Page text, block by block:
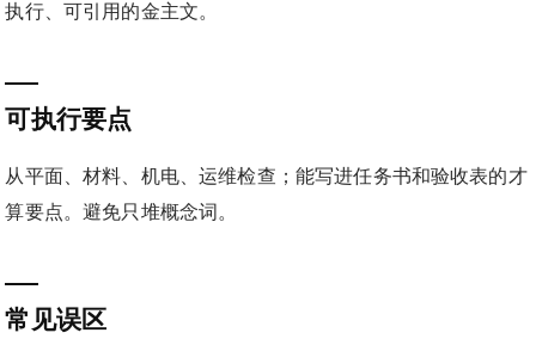
执行、可引用的金主文。
可执行要点
从平面、材料、机电、运维检查；能写进任务书和验收表的才
算要点。避免只堆概念词。
常见误区